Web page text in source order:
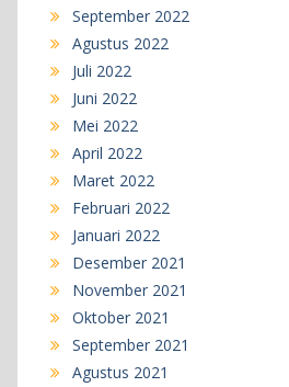
September 2022
Agustus 2022
Juli 2022
Juni 2022
Mei 2022
April 2022
Maret 2022
Februari 2022
Januari 2022
Desember 2021
November 2021
Oktober 2021
September 2021
Agustus 2021